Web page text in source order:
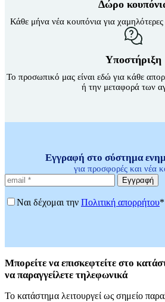
Δώρο
Κάθε μήνα νέα κουπόνια για χαμηλότερες
Υποστήριξη
Το προσωπικό μας είναι εδώ για κάθε
ή την μεταφορά των
Εγγραφή στο σύστημα
για προσφορές και νέα
Εγγραφή
Ναι δέχομαι την Πολιτική απορρήτου*
Μπορείτε να επισκεφτείτε στο
ναπαραγγείλετε τηλεφωνικά
Το κατάστημα λειτουργεί ως σημείο